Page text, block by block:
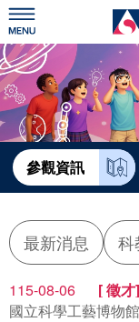
跳
到
主
要
內
容
訊息公告
參觀資訊
教育資源
網站服務
關於我們
參觀資訊
最新消息 科
115-08-06 徵才
國立科學工藝博物